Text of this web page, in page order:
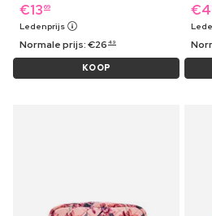
€13 69
Ledenprijs
Normale prijs:€26 49
KOOP
€4